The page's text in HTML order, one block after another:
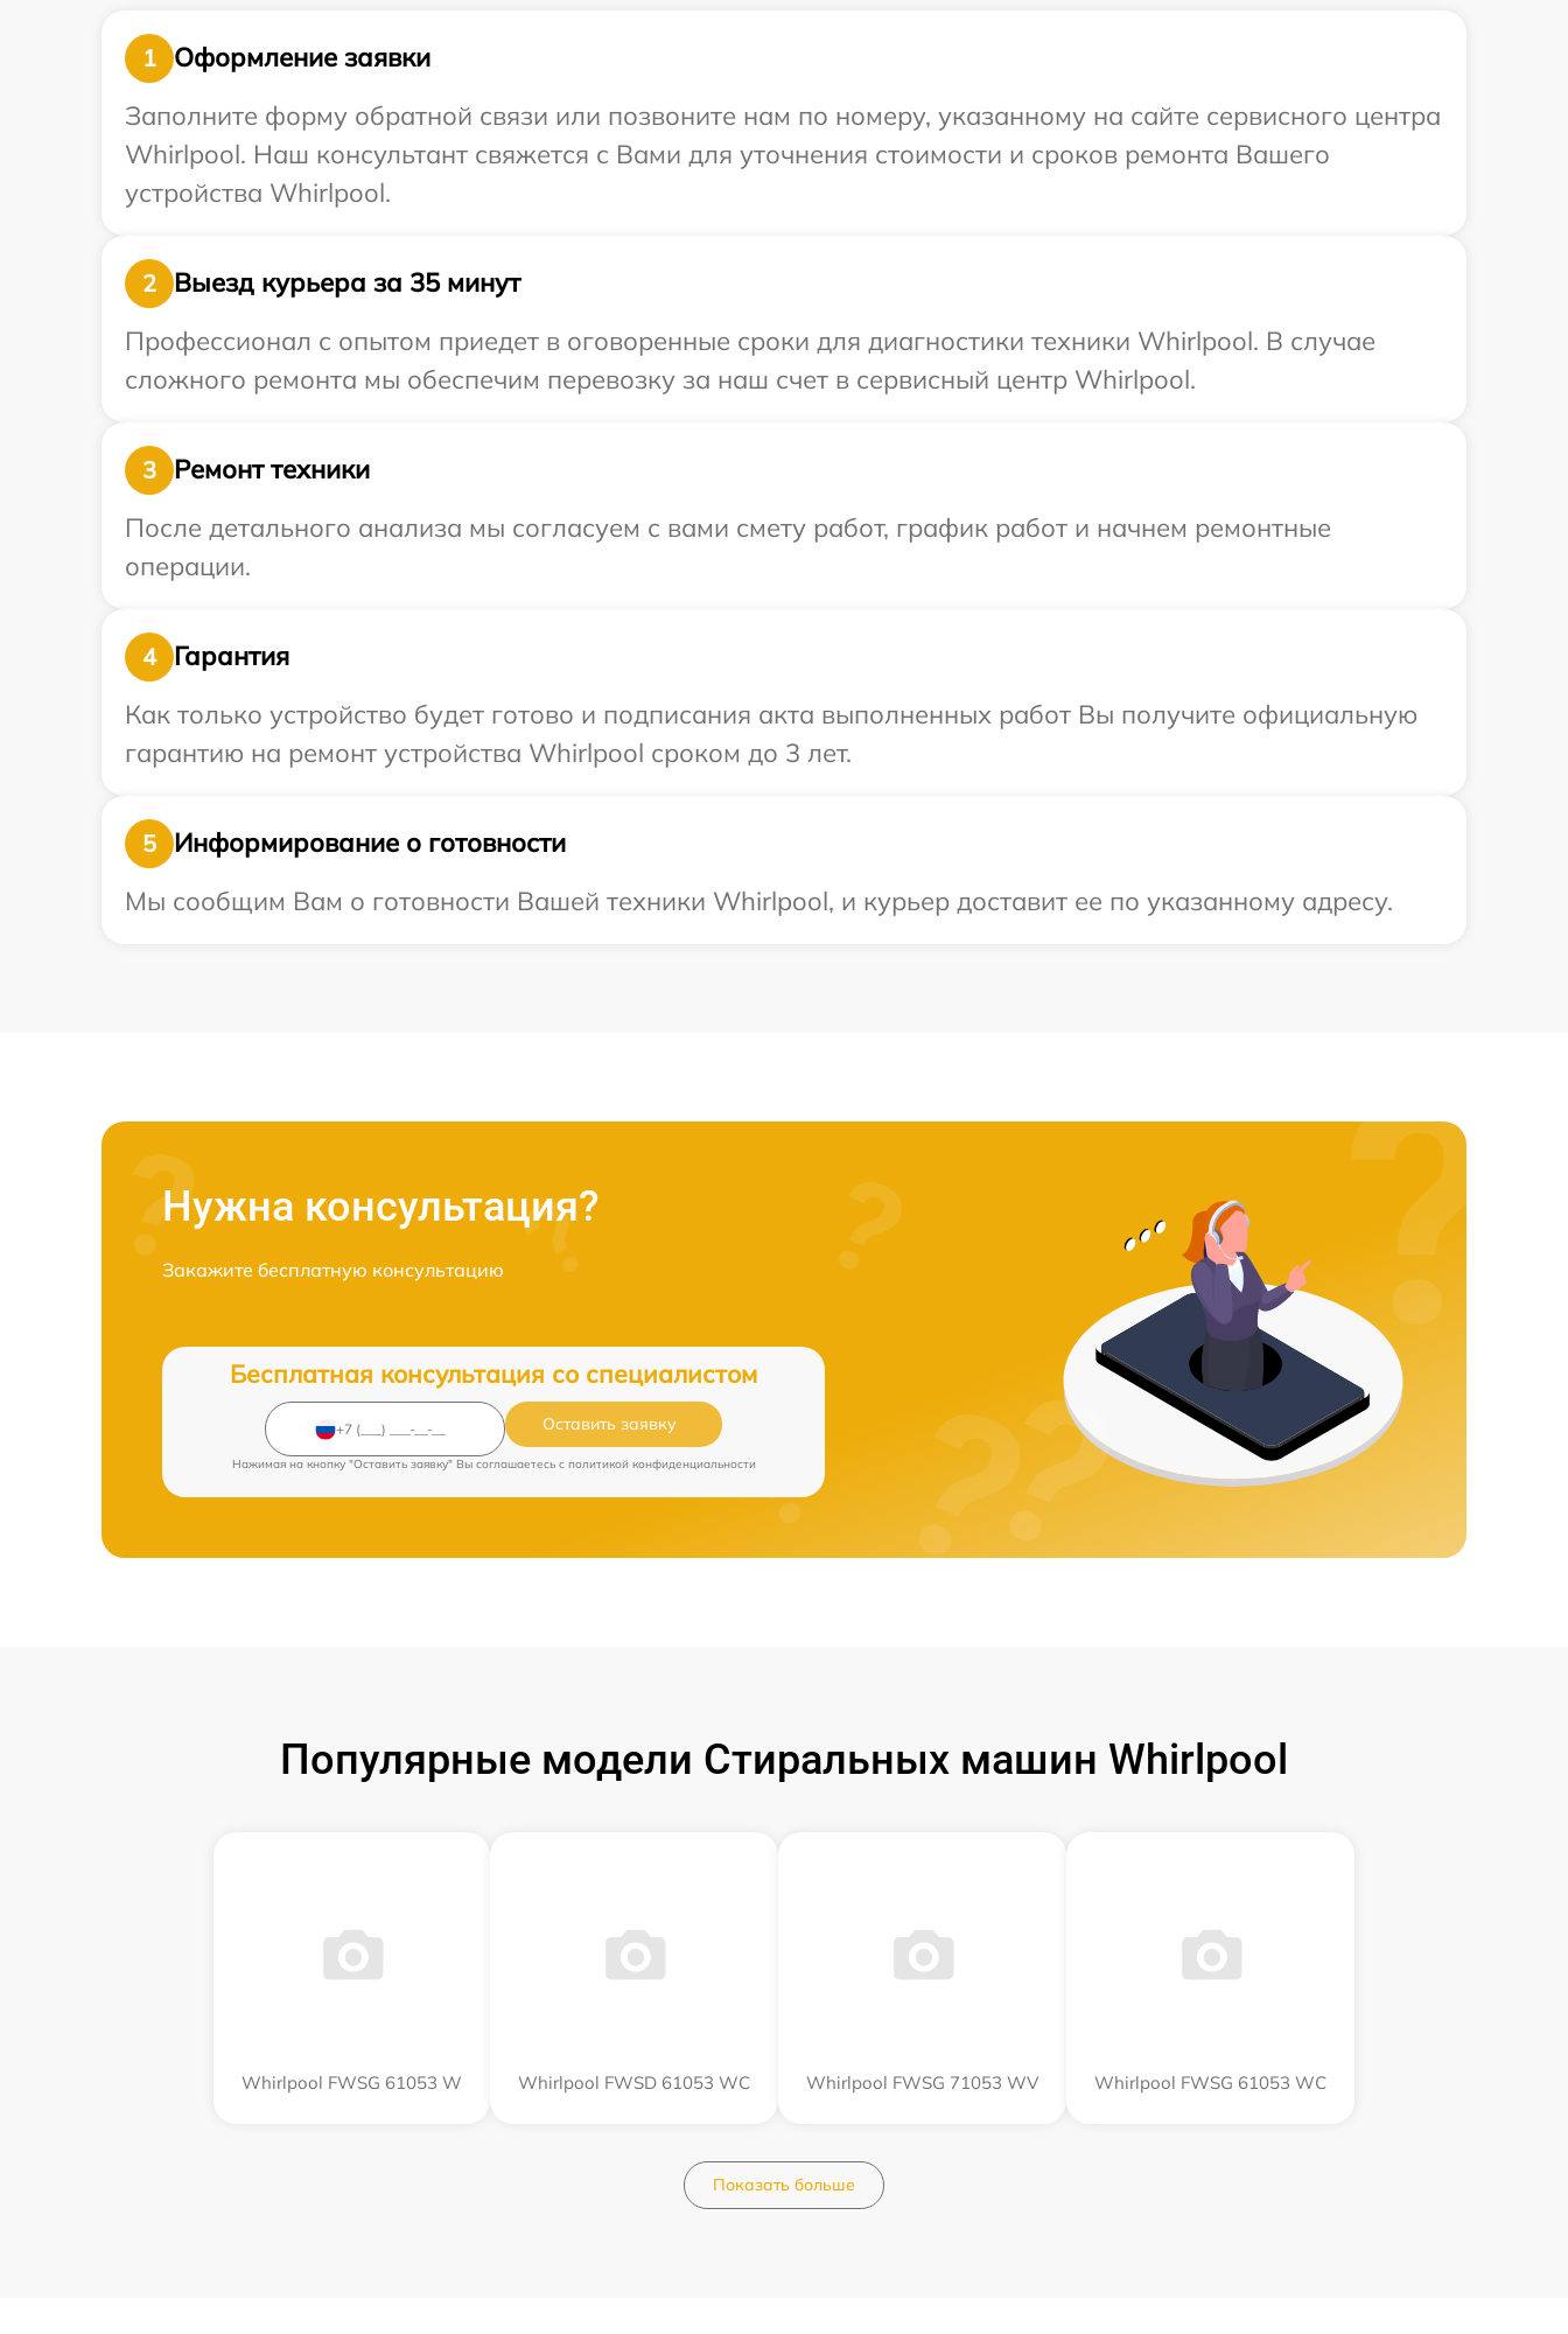
1
Оформление заявки
Заполните форму обратной связи или позвоните нам по номеру, указанному на сайте сервисного центра
Whirlpool. Наш консультант свяжется с Вами для уточнения стоимости и сроков ремонта Вашего
устройства Whirlpool.
2
Выезд курьера за 35 минут
Профессионал с опытом приедет в оговоренные сроки для диагностики техники Whirlpool. В случае
сложного ремонта мы обеспечим перевозку за наш счет в сервисный центр Whirlpool.
3
Ремонт техники
После детального анализа мы согласуем с вами смету работ, график работ и начнем ремонтные
операции.
4
Гарантия
Как только устройство будет готово и подписания акта выполненных работ Вы получите официальную
гарантию на ремонт устройства Whirlpool сроком до 3 лет.
5
Информирование о готовности
Мы сообщим Вам о готовности Вашей техники Whirlpool, и курьер доставит ее по указанному адресу.
Нужна консультация?
Закажите бесплатную консультацию
Бесплатная консультация со специалистом
Оставить заявку
Нажимая на кнопку "Оставить заявку" Вы соглашаетесь c политикой конфиденциальности
Популярные модели Стиральных машин Whirlpool
Whirlpool FWSG 61053 W Whirlpool FWSD 61053 WC Whirlpool FWSG 71053 WV Whirlpool FWSG 61053 WC
Показать больше